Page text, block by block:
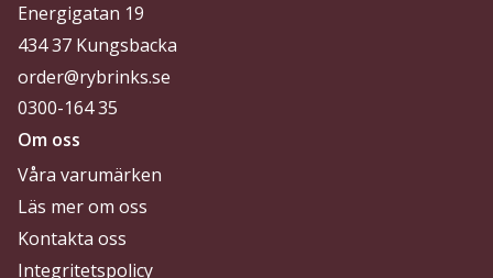
Energigatan 19
434 37 Kungsbacka
order@rybrinks.se
0300-164 35
Om oss
Våra varumärken
Läs mer om oss
Kontakta oss
Integritetspolicy